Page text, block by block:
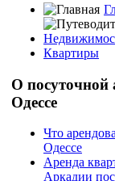
Квартиры
О посуточной
Одессе
Что
Одессе
Аренда
Аркадии